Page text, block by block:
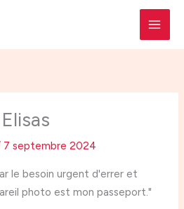
7 septembre 2024
le besoin urgent d'errer et
photo est mon passeport."